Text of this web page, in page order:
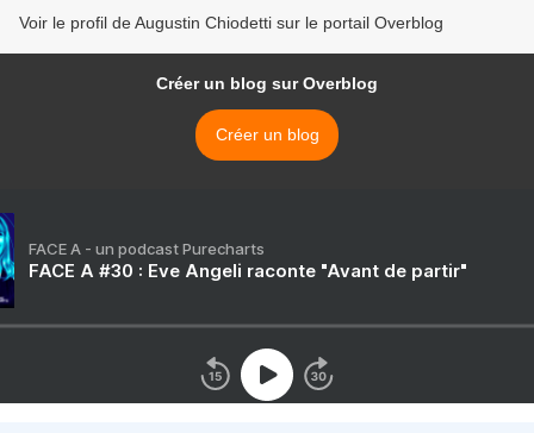
Voir le profil de Augustin Chiodetti sur le portail Overblog
Créer un blog sur Overblog
Créer un blog
FACE A - un podcast Purecharts
FACE A #30 : Eve Angeli raconte "Avant de partir"